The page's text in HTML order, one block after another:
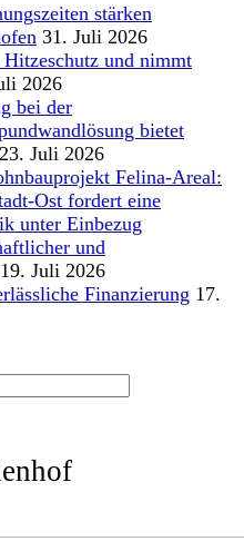
stärken
31. Juli 2026
Hitzeschutz und nimmt
2026
bei der
bietet
23. Juli 2026
Felina-Areal:
Ost fordert eine
unter Einbezug
und
19. Juli 2026
Finanzierung 17.